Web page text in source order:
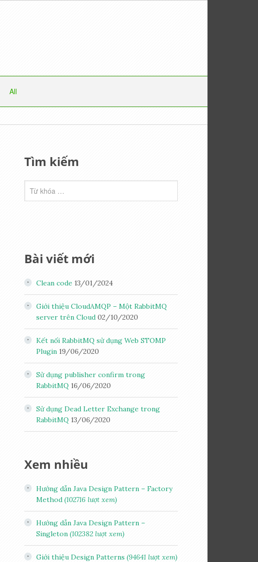
All
Tìm kiếm
Bài viết mới
Clean code 13/01/2024
Giới thiệu CloudAMQP – Một RabbitMQ
server trên Cloud 02/10/2020
Kết nối RabbitMQ sử dụng Web STOMP
Plugin 19/06/2020
Sử dụng publisher confirm trong
RabbitMQ 16/06/2020
Sử dụng Dead Letter Exchange trong
RabbitMQ 13/06/2020
Xem nhiều
Hướng dẫn Java Design Pattern – Factory
Method (102716 lượt xem)
Hướng dẫn Java Design Pattern –
Singleton (102382 lượt xem)
Giới thiệu Design Patterns (94641 lượt xem)